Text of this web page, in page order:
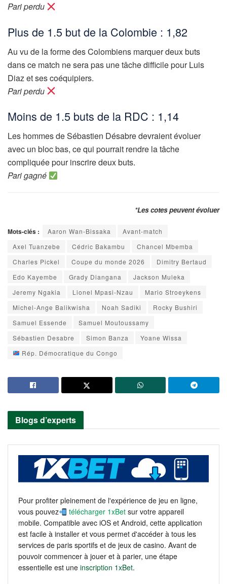
Pari perdu
Plus de 1.5 but de la Colombie : 1,82
Au vu de la forme des Colombiens marquer deux buts
dans ce match ne sera pas une tâche difficile pour Luis
Diaz et ses coéquipiers.
Pari perdu
Moins de 1.5 buts de la RDC : 1,14
Les hommes de Sébastien Désabre devraient évoluer
avec un bloc bas, ce qui pourrait rendre la tâche
compliquée pour inscrire deux buts.
Pari gagné
*Les cotes peuvent évoluer
Mots-clés : Aaron Wan-Bissaka
Avant-match
Axel Tuanzebe
Cédric Bakambu
Chancel Mbemba
Charles Pickel
Coupe du monde 2026
Dimitry Bertaud
Edo Kayembe
Grady Diangana
Jackson Muleka
Jeremy Ngakia
Lionel Mpasi-Nzau
Mario Stroeykens
Michel-Ange Balikwisha
Noah Sadiki
Rocky Bushiri
Samuel Essende
Samuel Moutoussamy
Sébastien Desabre
Simon Banza
Yoane Wissa
Rép. Démocratique du Congo
Blogs d’experts
Pour profiter pleinement de l'expérience de jeu en ligne,
vous pouvez
télécharger 1xBet sur votre appareil
mobile. Compatible avec iOS et Android, cette application
est facile à installer et vous permet d'accéder à tous les
services de paris sportifs et de jeux de casino. Avant de
pouvoir commencer à jouer et à parier, une étape
essentielle est une inscription 1xBet.